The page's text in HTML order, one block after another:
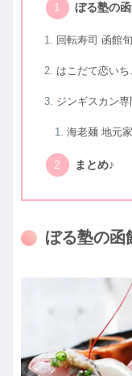
ぼる塾の
回転寿司 函館
はこだて恋い
ジンギスカン専
海老麺 地元家
まとめ♪
ぼる塾の函